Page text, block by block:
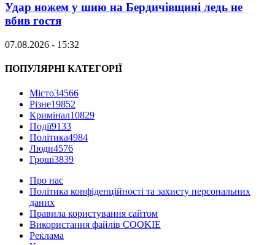
Удар ножем у шию на Бердичівщині ледь не
вбив гостя
07.08.2026 - 15:32
ПОПУЛЯРНІ КАТЕГОРІЇ
Місто34566
Різне19852
Кримінал10829
Події9133
Політика4984
Люди4576
Гроші3839
Про нас
Політика конфіденційності та захисту персональних
даних
Правила користування сайтом
Використання файлів COOKIE
Реклама